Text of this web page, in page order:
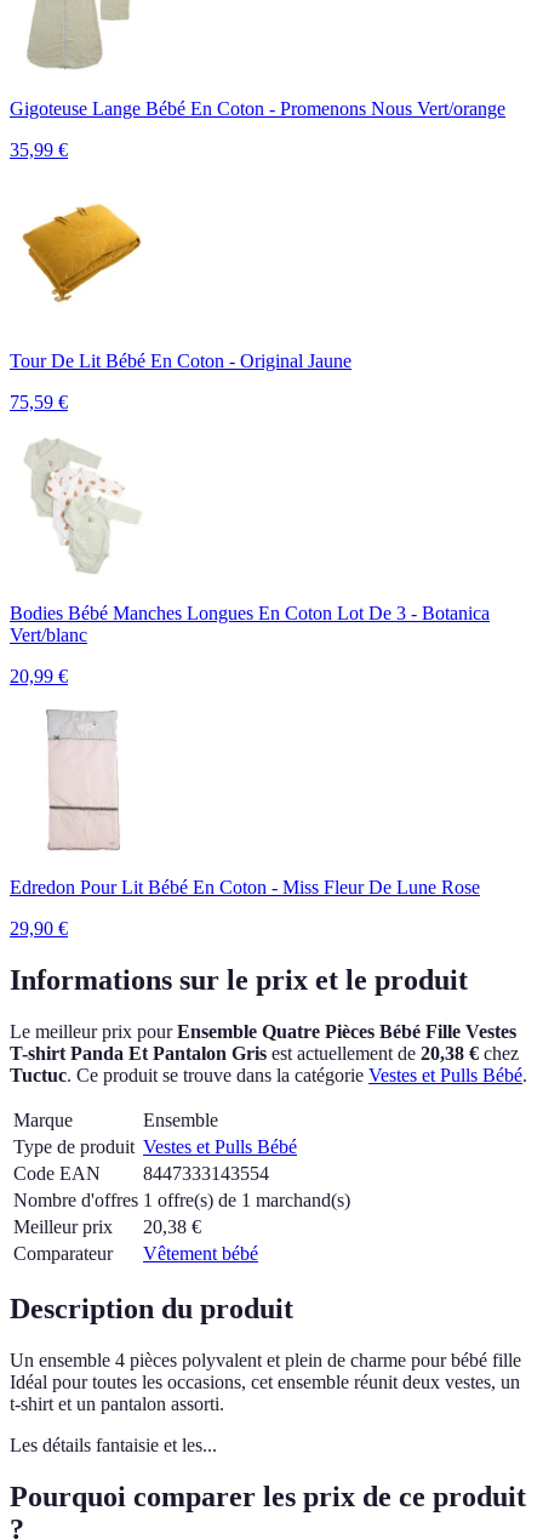
Gigoteuse Lange Bébé En Coton - Promenons Nous Vert/orange
35,99 €
Tour De Lit Bébé En Coton - Original Jaune
75,59 €
Bodies Bébé Manches Longues En Coton Lot De 3 - Botanica
Vert/blanc
20,99 €
Edredon Pour Lit Bébé En Coton - Miss Fleur De Lune Rose
29,90 €
Informations sur le prix et le produit
Le meilleur prix pourEnsemble Quatre Pièces Bébé Fille Vestes
T-shirt Panda Et Pantalon Gris est actuellement de 20,38 € chez
Tuctuc. Ce produit se trouve dans la catégorie Vestes et Pulls Bébé.
Marque
Ensemble
Type de produit Vestes et Pulls Bébé
Code EAN
8447333143554
Nombre d'offres 1 offre(s) de 1 marchand(s)
Meilleur prix
20,38 €
Comparateur
Vêtement bébé
Description du produit
Un ensemble 4 pièces polyvalent et plein de charme pour bébé fille
Idéal pour toutes les occasions, cet ensemble réunit deux vestes, un
t-shirt et un pantalon assorti.
Les détails fantaisie et les...
Pourquoi comparer les prix de ce produit
?